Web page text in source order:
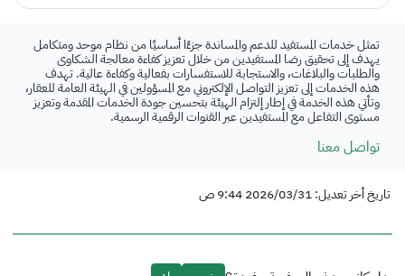
تمثل خدمات المستفيد للدعم والمساندة جزءًا أساسيًا من نظام موحد ومتكامل
يهدف إلى تحقيق رضا المستفيدين من خلال تعزيز كفاءة معالجة الشكاوى
والطلبات والبلاغات، والاستجابة للاستفسارات بفعالية وكفاءة عالية. تهدف
هذه الخدمات إلى تعزيز التواصل الإلكتروني مع المسؤولين في الهيئة العامة للعقار،
وتأتي هذه الخدمة في إطار إلتزام الهيئة بتحسين جودة الخدمات المقدمة وتعزيز
مستوى التفاعل مع المستفيدين عبر القنوات الرقمية الرسمية.
تواصل معنا
تاريخ أخر تعديل: 2026/03/31 9:44 ص